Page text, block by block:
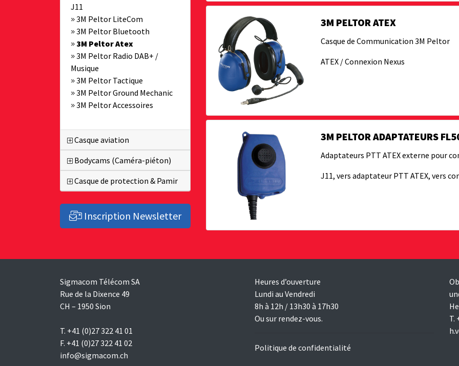
3M PELTOR ATEX
Casque de Communication 3M Peltor
ATEX / Connexion Nexus
3M PELTOR ADAPTATEURS
Adaptateurs PTT ATEX externe pour
J11, vers adaptateur PTT ATEX, vers
J11
3M Peltor LiteCom
3M Peltor Bluetooth
3M Peltor Atex
3M Peltor Radio DAB+ /
Musique
3M Peltor Tactique
3M Peltor Ground Mechanic
3M Peltor Accessoires
Casque aviation
Bodycams (Caméra-piéton)
Casque de protection & Pamir
Inscription Newsletter
Sigmacom Télécom SA
Rue de la Dixence 49
CH – 1950 Sion
T. +41 (0)27 322 41 01
F. +41 (0)27 322 41 02
info@sigmacom.ch
Heures d’ouverture
Lundi au Vendredi
8h à 12h / 13h30 à 17h30
Ou sur rendez-vous.
Politique de confidentialité
T.